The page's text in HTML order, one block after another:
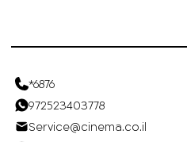
*6876
972523403778
Service@cinema.co.il